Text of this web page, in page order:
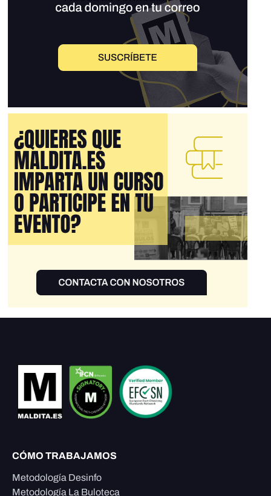
CÓMO TRABAJAMOS
Metodología Desinfo
Metodología La Buloteca